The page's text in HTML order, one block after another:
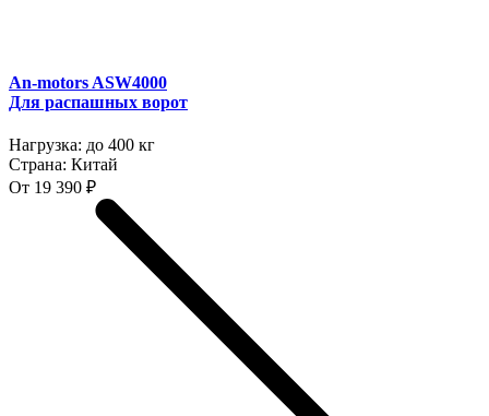
An-motors ASW4000
Для распашных ворот
Нагрузка: до 400 кг
Страна: Китай
От 19 390 ₽